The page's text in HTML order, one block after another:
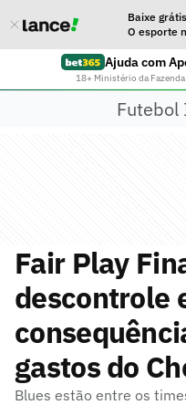
Baixe
O esporte
Ajuda com
18+ Ministério da
Futebol
Fair Play
descontrole
gastos do
Blues estão entre os